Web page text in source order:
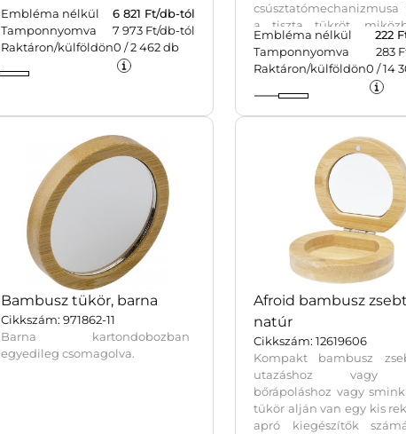
Embléma nélkül
6 821 Ft/db-tól
Tamponnyomva
7 973 Ft/db-tól
Raktáron/külföldön0 /2 462db
csúsztatómechanizmusa
a tiszta tükröt,
karcsú kialakítás
hogy bármilyen
zsebben elférjen. Ideális
igazításokhoz útközben,
Embléma nélkül 222
Tamponnyomva
283
Raktáron/külföldön0 /14
Bambusz tükör, barna
Cikkszám: 971862-11
Barna kartondobozban
egyedileg csomagolva.
Afroid bambusz
natúr
Cikkszám: 12619606
Kompakt bambusz
utazáshoz vagy
bőrápoláshoz vagy
tükör alján van egy kis
apró kiegészítők